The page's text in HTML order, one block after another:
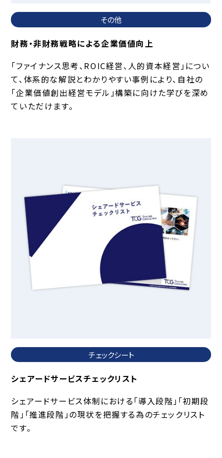
その他
財務・非財務戦略による企業価値向上
「ファイナンス思考、ROIC経営、人的資本経営」につい
て、体系的な解説とわかりやすい事例により、自社の
「企業価値創出経営モデル」構築に向けた学びを深め
ていただけます。
チェックシート
シェアードサービスチェックリスト
シェアードサービス体制における「導入段階」「初期段
階」「推進段階」の現状を把握する為のチェックリスト
です。